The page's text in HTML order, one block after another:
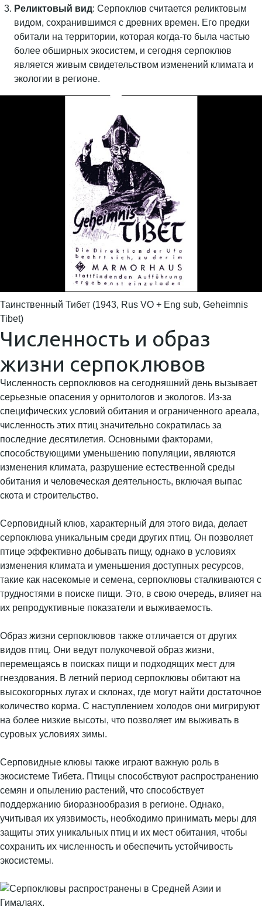
Реликтовый вид: Серпоклюв считается реликтовым
видом, сохранившимся с древних времен. Его предки
обитали на территории, которая когда-то была частью
более обширных экосистем, и сегодня серпоклюв
является живым свидетельством изменений климата и
экологии в регионе.
Таинственный Тибет (1943, Rus VO + Eng sub, Geheimnis
Tibet)
Численность и образ
жизни серпоклювов
Численность серпоклювов на сегодняшний день вызывает
серьезные опасения у орнитологов и экологов. Из-за
специфических условий обитания и ограниченного ареала,
численность этих птиц значительно сократилась за
последние десятилетия. Основными факторами,
способствующими уменьшению популяции, являются
изменения климата, разрушение естественной среды
обитания и человеческая деятельность, включая выпас
скота и строительство.
Серповидный клюв, характерный для этого вида, делает
серпоклюва уникальным среди других птиц. Он позволяет
птице эффективно добывать пищу, однако в условиях
изменения климата и уменьшения доступных ресурсов,
такие как насекомые и семена, серпоклювы сталкиваются с
трудностями в поиске пищи. Это, в свою очередь, влияет на
их репродуктивные показатели и выживаемость.
Образ жизни серпоклювов также отличается от других
видов птиц. Они ведут полукочевой образ жизни,
перемещаясь в поисках пищи и подходящих мест для
гнездования. В летний период серпоклювы обитают на
высокогорных лугах и склонах, где могут найти достаточное
количество корма. С наступлением холодов они мигрируют
на более низкие высоты, что позволяет им выживать в
суровых условиях зимы.
Серповидные клювы также играют важную роль в
экосистеме Тибета. Птицы способствуют распространению
семян и опылению растений, что способствует
поддержанию биоразнообразия в регионе. Однако,
учитывая их уязвимость, необходимо принимать меры для
защиты этих уникальных птиц и их мест обитания, чтобы
сохранить их численность и обеспечить устойчивость
экосистемы.